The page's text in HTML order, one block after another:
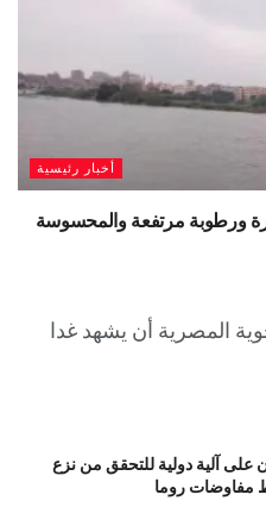
أخبار رئيسية
ورطوبة مرتفعة والمحسوسة
المصرية أن يشهد غدا
على آلية دولية للتحقق من نزع
مفاوضات روما